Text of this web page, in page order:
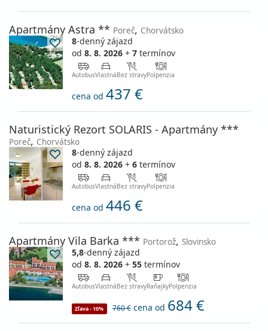
Apartmány Astra ** Poreč, Chorvátsko
8-denný zájazd
od 8. 8. 2026 + 7 termínov
AutobusVlastnáBez stravyPolpenzia
cena od 437 €
Naturistický Rezort SOLARIS - Apartmány ***
Poreč, Chorvátsko
8-denný zájazd
od 8. 8. 2026 + 6 termínov
AutobusVlastnáBez stravyPolpenzia
cena od 446 €
Apartmány Vila Barka *** Portorož, Slovinsko
5,8-denný zájazd
od 8. 8. 2026 + 55 termínov
AutobusVlastnáBez stravyRaňajkyPolpenzia
Zľava - 10% 760 € cena od 684 €